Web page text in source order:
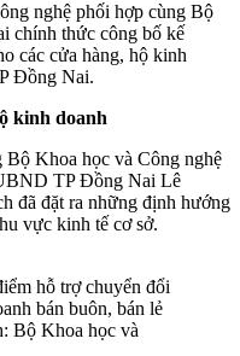
nghệ phối hợp cùng Bộ
chính thức công bố kế
các cửa hàng, hộ kinh
Đồng Nai.
kinh doanh
Khoa học và Công nghệ
TP Đồng Nai Lê
đã đặt ra những định hướng
vực kinh tế cơ sở.
hỗ trợ chuyển đổi
bán buôn, bán lẻ
Bộ Khoa học và